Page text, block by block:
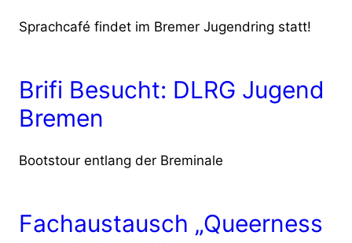
Sprachcafé findet im Bremer Jugendring statt!
Brifi Besucht: DLRG Jugend
Bremen
Bootstour entlang der Breminale
Fachaustausch „Queerness